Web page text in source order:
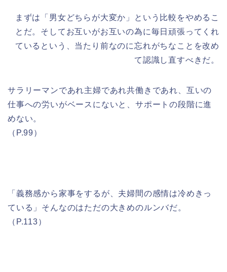
まずは「男女どちらが大変か」という比較をやめるこ
とだ。そしてお互いがお互いの為に毎日頑張ってくれ
ているという、当たり前なのに忘れがちなことを改め
て認識し直すべきだ。
サラリーマンであれ主婦であれ共働きであれ、互いの
仕事への労いがベースにないと、サポートの段階に進
めない。
（P.99）
「義務感から家事をするが、夫婦間の感情は冷めきっ
ている」そんなのはただの大きめのルンバだ。
（P.113）